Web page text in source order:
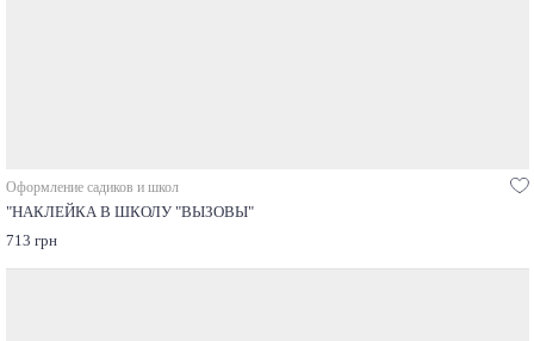
Оформление садиков и школ
"НАКЛЕЙКА В ШКОЛУ "ВЫЗОВЫ"
713 грн